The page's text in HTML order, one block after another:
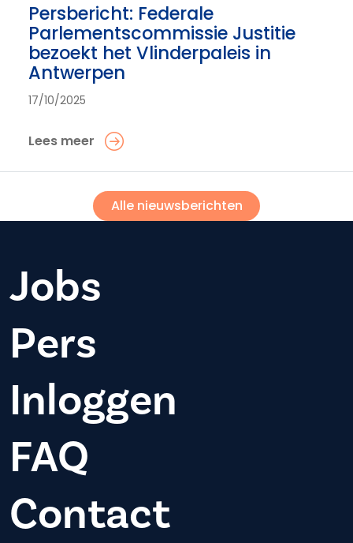
Persbericht: Federale
Parlementscommissie Justitie
bezoekt het Vlinderpaleis in
Antwerpen
17/10/2025
Lees meer
Alle nieuwsberichten
Jobs
Pers
Inloggen
FAQ
Contact